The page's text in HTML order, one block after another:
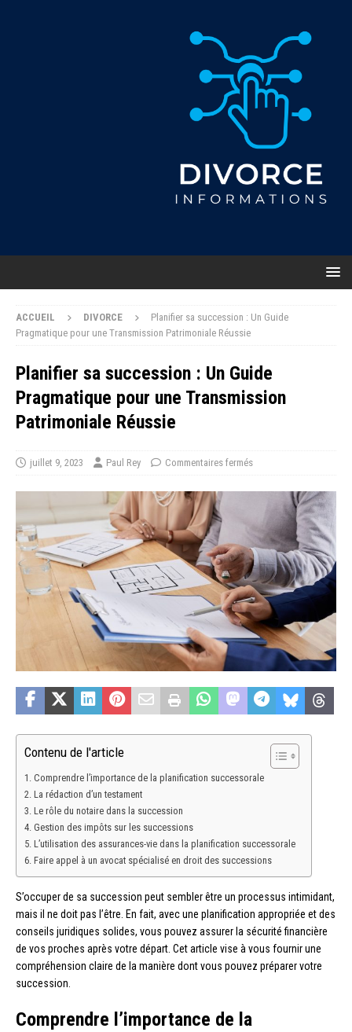
ACCUEIL DIVORCE
Planifier sa succession : Un Guide
Pragmatique pour une Transmission Patrimoniale Réussie
Planifier sa succession : Un Guide
Pragmatique pour une Transmission
Patrimoniale Réussie
juillet 9, 2023 Paul Rey Commentaires fermés
Contenu de l'article
Comprendre l’importance de la planification successorale
La rédaction d’un testament
Le rôle du notaire dans la succession
Gestion des impôts sur les successions
L’utilisation des assurances-vie dans la planification successorale
Faire appel à un avocat spécialisé en droit des successions
S’occuper de sa succession peut sembler être un processus intimidant,
mais il ne doit pas l’être. En fait, avec une planification appropriée et des
conseils juridiques solides, vous pouvez assurer la sécurité financière
de vos proches après votre départ. Cet article vise à vous fournir une
compréhension claire de la manière dont vous pouvez préparer votre
succession.
Comprendre l’importance de la